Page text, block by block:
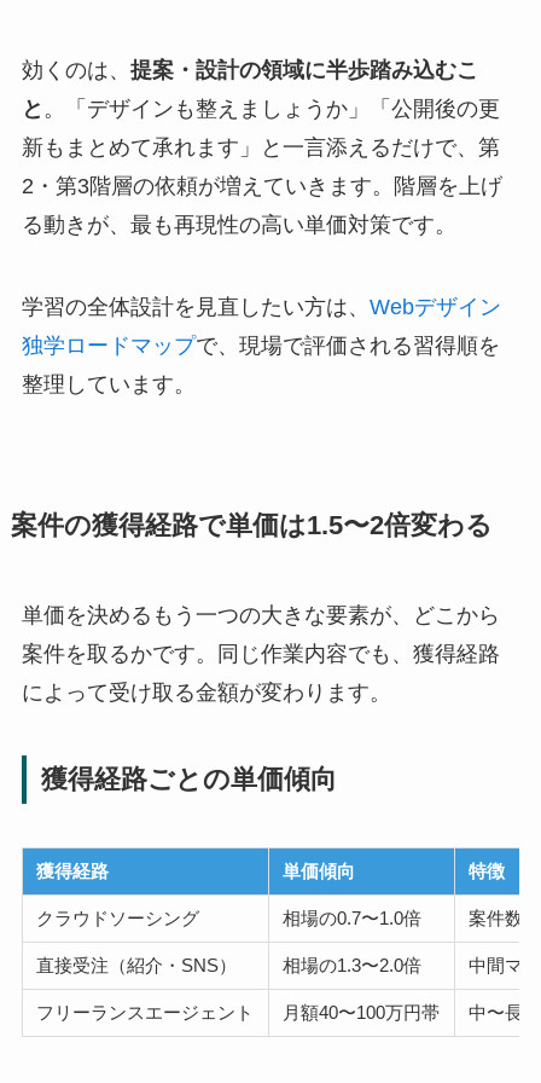
効くのは、 提案・設計の領域に半歩踏み込むこ
と 。「デザインも整えましょうか」「公開後の更
新もまとめて承れます」と一言添えるだけで、第
2・第3階層の依頼が増えていきます。階層を上げ
る動きが、最も再現性の高い単価対策です。
学習の全体設計を見直したい方は、 Webデザイン
独学ロードマップで、現場で評価される習得順を
整理しています。
案件の獲得経路で単価は1.5〜2倍変わる
単価を決めるもう一つの大きな要素が、どこから
案件を取るかです。同じ作業内容でも、獲得経路
によって受け取る金額が変わります。
獲得経路ごとの単価傾向
獲得経路 単価傾向 特徴
クラウドソーシング 相場の0.7〜1.0倍 案件数
直接受注（紹介・SNS） 相場の1.3〜2.0倍 中間マ
フリーランスエージェント 月額40〜100万円帯 中〜長